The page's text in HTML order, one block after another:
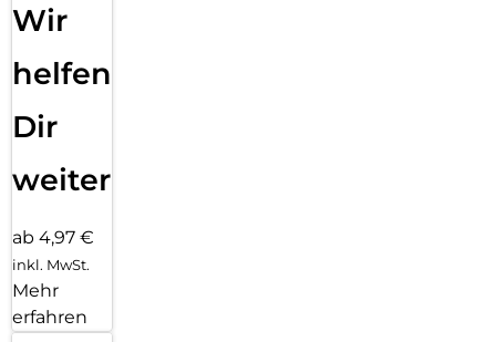
Wir
helfen
Dir
weiter
ab 4,97 €
inkl. MwSt.
Mehr
erfahren